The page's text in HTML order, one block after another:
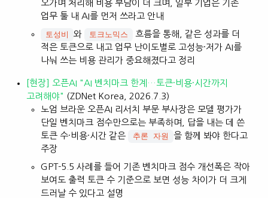
오가며 처리해 비용 부담이 더 크며, 일부 기업은 기존
업무 툴 내 AI를 먼저 쓰라고 안내
토성비 와 토크노믹스
흐름을 통해, 같은 성과를 더
적은 토큰으로 내고 업무 난이도별로 고성능·저가 AI를
나눠 쓰는 비용 관리가 중요해졌다고 정리
[현장] 오픈AI "AI 벤치마크 한계…토큰·비용·시간까지
고려해야" (ZDNet Korea, 2026.7.3)
노엄 브라운 오픈AI 리서치 부문 부사장은 모델 평가가
단일 벤치마크 점수만으로는 부족하며, 답을 내는 데 쓴
토큰 수·비용·시간 같은
추론 자원
을 함께 봐야 한다고
주장
GPT-5.5 사례를 들어 기존 벤치마크 점수 개선폭은 작아
보여도 출력 토큰 수 기준으로 보면 성능 차이가 더 크게
드러날 수 있다고 설명